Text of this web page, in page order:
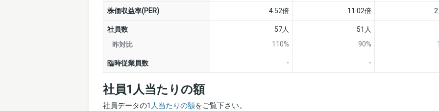
株価収益率(PER) 4.52倍 11.02倍
社員数
昨対比
57人
110%
51人
90%
臨時従業員数 - -
社員1人当たりの額
社員データの1人当たりの額をご覧下さい。